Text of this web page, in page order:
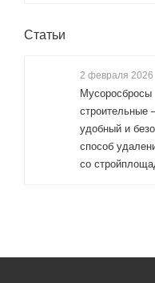
Статьи
2 февраля 2026
Мусоросбросы
строительные
удобный и
способ
со